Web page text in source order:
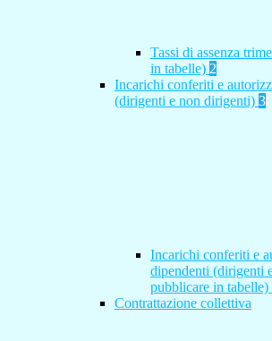
Tassi di assenza
in tabelle) 2
Incarichi conferiti e
(dirigenti e non dirigenti) 3
Incarichi conferiti e
dipendenti (dirigenti
pubblicare in tabelle)
Contrattazione collettiva